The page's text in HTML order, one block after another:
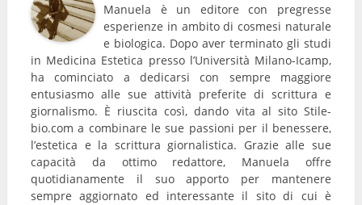
Manuela è un editore con pregresse
esperienze in ambito di cosmesi naturale
e biologica. Dopo aver terminato gli studi
in Medicina Estetica presso l’Università Milano-Icamp,
ha cominciato a dedicarsi con sempre maggiore
entusiasmo alle sue attività preferite di scrittura e
giornalismo. È riuscita così, dando vita al sito Stile-
bio.com a combinare le sue passioni per il benessere,
l’estetica e la scrittura giornalistica. Grazie alle sue
capacità da ottimo redattore, Manuela offre
quotidianamente il suo apporto per mantenere
sempre aggiornato ed interessante il sito di cui è